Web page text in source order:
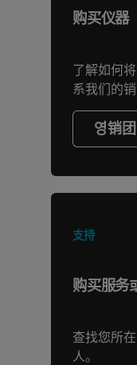
购买仪器
了解如何
系我们的销
영销
支持
购买服务
查找您所
人。